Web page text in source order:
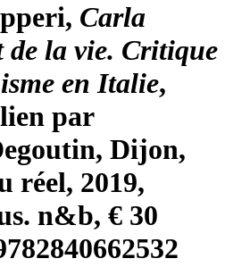
Carla
la vie. Critique
en Italie,
par
Dijon,
réel, 2019,
n&b, € 30